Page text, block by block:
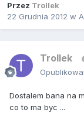
Przez Trollek
22 Grudnia 2012 w
Trollek
Dostalem bana na
co to ma byc ...